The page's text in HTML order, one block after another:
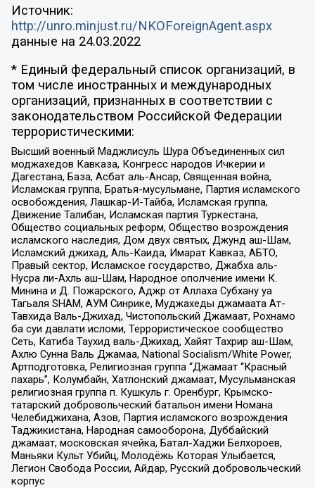
Источник:
http://unro.minjust.ru/NKOForeignAgent.aspx
данные на 24.03.2022
* Единый федеральный список организаций, в
том числе иностранных и международных
организаций, признанных в соответствии с
законодательством Российской Федерации
террористическими:
Высший военный Маджлисуль Шура Объединенных сил
моджахедов Кавказа, Конгресс народов Ичкерии и
Дагестана, База, Асбат аль-Ансар, Священная война,
Исламская группа, Братья-мусульмане, Партия исламского
освобождения, Лашкар-И-Тайба, Исламская группа,
Движение Талибан, Исламская партия Туркестана,
Общество социальных реформ, Общество возрождения
исламского наследия, Дом двух святых, Джунд аш-Шам,
Исламский джихад, Аль-Каида, Имарат Кавказ, АБТО,
Правый сектор, Исламское государство, Джабха аль-
Нусра ли-Ахль аш-Шам, Народное ополчение имени К.
Минина и Д. Пожарского, Аджр от Аллаха Субхану уа
Тагьаля SHAM, АУМ Синрике, Муджахеды джамаата Ат-
Тавхида Валь-Джихад, Чистопольский Джамаат, Рохнамо
ба суи давлати исломи, Террористическое сообщество
Сеть, Катиба Таухид валь-Джихад, Хайят Тахрир аш-Шам,
Ахлю Сунна Валь Джамаа, National Socialism/White Power,
Артподготовка, Религиозная группа “Джамаат “Красный
пахарь”, Колумбайн, Хатлонский джамаат, Мусульманская
религиозная группа п. Кушкуль г. Оренбург, Крымско-
татарский добровольческий батальон имени Номана
Челебиджихана, Азов, Партия исламского возрождения
Таджикистана, Народная самооборона, Дуббайский
джамаат, московская ячейка, Батал-Хаджи Белхороев,
Маньяки Культ Убийц, Молодёжь Которая Улыбается,
Легион Свобода России, Айдар, Русский добровольческий
корпус